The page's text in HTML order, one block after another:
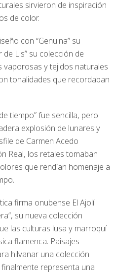
sirvieron de inspiración
de color.
con “Genuina” su
Lis” su colección de
vaporosas y tejidos naturales
tonalidades que recordaban
tiempo” fue sencilla, pero
explosión de lunares y
de Carmen Acedo
Real, los retales tomaban
que rendían homenaje a
firma onubense El Ajolí
su nueva colección
las culturas lusa y marroquí
flamenca. Paisajes
hilvanar una colección
representa una